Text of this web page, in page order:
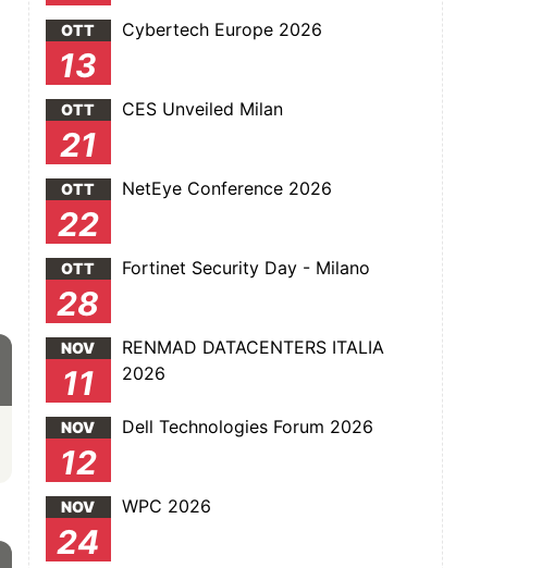
OTT
13
Cybertech Europe 2026
OTT
21
CES Unveiled Milan
OTT
22
NetEye Conference 2026
OTT
28
Fortinet Security Day - Milano
NOV
11
RENMAD DATACENTERS ITALIA
2026
NOV
12
Dell Technologies Forum 2026
NOV
24
WPC 2026